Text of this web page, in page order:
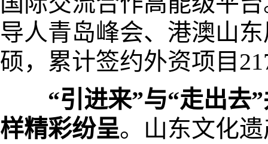
导人青岛峰会、港澳山
硕，累计签约外资项目
“引进来”与“走出去
样精彩纷呈。山东文化